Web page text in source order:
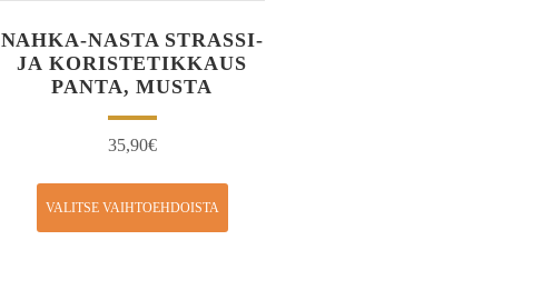
NAHKA-NASTA STRASSI-
JA KORISTETIKKAUS
PANTA, MUSTA
35,90€
VALITSE VAIHTOEHDOISTA